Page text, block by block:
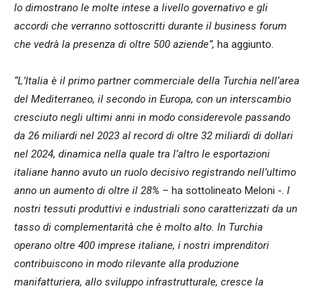
lo dimostrano le molte intese a livello governativo e gli
accordi che verranno sottoscritti durante il business forum
che vedrà la presenza di oltre 500 aziende”, ha aggiunto.
“L’Italia è il primo partner commerciale della Turchia nell’area
del Mediterraneo, il secondo in Europa, con un interscambio
cresciuto negli ultimi anni in modo considerevole passando
da 26 miliardi nel 2023 al record di oltre 32 miliardi di dollari
nel 2024, dinamica nella quale tra l’altro le esportazioni
italiane hanno avuto un ruolo decisivo registrando nell’ultimo
anno un aumento di oltre il 28% – ha sottolineato Meloni -. I
nostri tessuti produttivi e industriali sono caratterizzati da un
tasso di complementarità che è molto alto. In Turchia
operano oltre 400 imprese italiane, i nostri imprenditori
contribuiscono in modo rilevante alla produzione
manifatturiera, allo sviluppo infrastrutturale, cresce la